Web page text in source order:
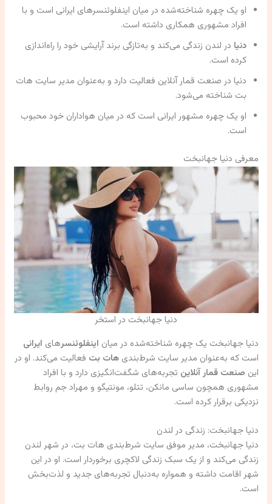
او یک چهره شناخته‌شده در میان اینفلوئنسرهای ایرانی است و با
افراد مشهوری همکاری داشته است.
دنیا در لندن زندگی می‌کند و به‌تازگی برند آرایشی خود را راه‌اندازی
کرده است.
دنیا در صنعت قمار آنلاین فعالیت دارد و به‌عنوان مدیر سایت هات
بت شناخته می‌شود.
او یک چهره مشهور ایرانی است که در میان هواداران خود محبوب
است.
معرفی دنیا جهانبخت
دنیا جهانبخت در استخر
دنیا جهانبخت یک چهره شناخته‌شده در میان اینفلوئنسرهای ایرانی
است که به‌عنوان مدیر سایت شرط‌بندیهات بت فعالیت می‌کند. او در
این صنعت قمار آنلاین تجربه‌های شگفت‌انگیزی دارد و با افراد
مشهوری همچون ساسی مانکن، تتلو، مونتیگو و مهراد جم روابط
نزدیکی برقرار کرده است.
دنیا جهانبخت: زندگی در لندن
دنیا جهانبخت، مدیر موفق سایت شرط‌بندی هات بت، در شهر لندن
زندگی می‌کند و از یک سبک زندگی لاکچری برخوردار است. او در این
شهر اقامت داشته و همواره به‌دنبال تجربه‌های جدید و لذت‌بخش
است.